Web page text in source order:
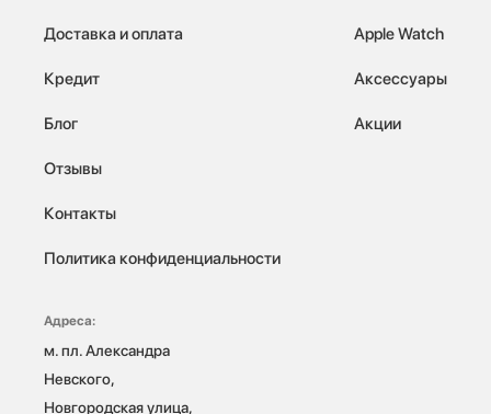
Доставка и оплата
Кредит
Блог
Отзывы
Контакты
Политика конфиденциальности
Apple Watch
Аксессуары
Акции
Адреса:
м. пл. Александра
Невского,
Новгородская улица,